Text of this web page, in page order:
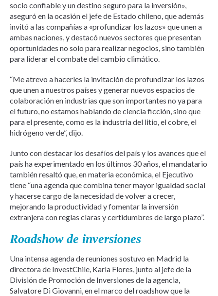
socio confiable y un destino seguro para la inversión»,
aseguró en la ocasión el jefe de Estado chileno, que además
invitó a las compañías a «profundizar los lazos» que unen a
ambas naciones, y destacó nuevos sectores que presentan
oportunidades no solo para realizar negocios, sino también
para liderar el combate del cambio climático.
“Me atrevo a hacerles la invitación de profundizar los lazos
que unen a nuestros países y generar nuevos espacios de
colaboración en industrias que son importantes no ya para
el futuro, no estamos hablando de ciencia ficción, sino que
para el presente, como es la industria del litio, el cobre, el
hidrógeno verde”, dijo.
Junto con destacar los desafíos del país y los avances que el
país ha experimentado en los últimos 30 años, el mandatario
también resaltó que, en materia económica, el Ejecutivo
tiene “una agenda que combina tener mayor igualdad social
y hacerse cargo de la necesidad de volver a crecer,
mejorando la productividad y fomentar la inversión
extranjera con reglas claras y certidumbres de largo plazo”.
Roadshow de inversiones
Una intensa agenda de reuniones sostuvo en Madrid la
directora de InvestChile, Karla Flores, junto al jefe de la
División de Promoción de Inversiones de la agencia,
Salvatore Di Giovanni, en el marco del roadshow que la